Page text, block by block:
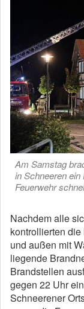
Am Samstag
in Schneeren
Feuerwehr
Nachdem alle
kontrollierten
und außen mit
liegende
Brandstellen
gegen 22 Uhr
Schneerener